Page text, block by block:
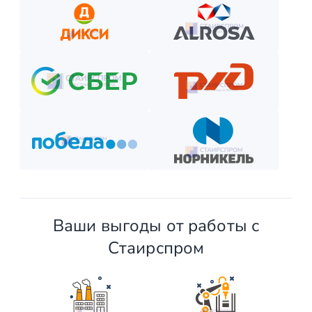
Выберите способ оплаты из предложенных.
Внесите предоплату (если требуется).
Отслеживайте этапы производства и монтажа.
Оплатите остаток после приёмки —
и наслаждайтесь новой конструкцией!
Ваши выгоды от работы с
Стаирспром